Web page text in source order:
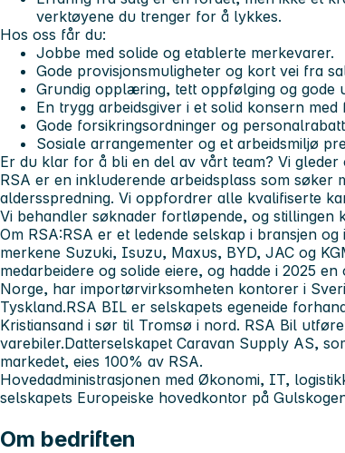
verktøyene du trenger for å lykkes.
Hos oss får du:
Jobbe med solide og etablerte merkevarer.
Gode provisjonsmuligheter og kort vei fra
Grundig opplæring, tett oppfølging og gode
En trygg arbeidsgiver i et solid konsern
Gode forsikringsordninger og
Sosiale arrangementer og et arbeidsmiljø
Er du klar for å bli en del av vårt team? Vi gleder
RSA er en inkluderende arbeidsplass som søker
aldersspredning. Vi oppfordrer alle kvalifiserte
Vi behandler søknader fortløpende, og stillingen
Om RSA:RSA er et ledende selskap i bransjen
merkene Suzuki, Isuzu, Maxus, BYD, JAC og
medarbeidere og solide eiere, og hadde i 2025
Norge, har importørvirksomheten kontorer i
Tyskland.RSA BIL er selskapets egeneide
Kristiansand i sør til Tromsø i nord. RSA Bil
varebiler.Datterselskapet Caravan Supply AS,
markedet, eies 100% av RSA.
Hovedadministrasjonen med Økonomi, IT,
selskapets Europeiske hovedkontor på
Om bedriften